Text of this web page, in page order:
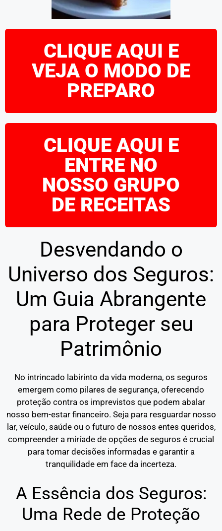
CLIQUE AQUI E
VEJA O MODO DE
PREPARO
CLIQUE AQUI E
ENTRE NO
NOSSO GRUPO
DE RECEITAS
Desvendando o
Universo dos Seguros:
Um Guia Abrangente
para Proteger seu
Patrimônio
No intrincado labirinto da vida moderna, os seguros
emergem como pilares de segurança, oferecendo
proteção contra os imprevistos que podem abalar
nosso bem-estar financeiro. Seja para resguardar nosso
lar, veículo, saúde ou o futuro de nossos entes queridos,
compreender a miríade de opções de seguros é crucial
para tomar decisões informadas e garantir a
tranquilidade em face da incerteza.
A Essência dos Seguros:
Uma Rede de Proteção